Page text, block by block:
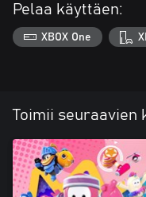
Pelaa käyttäen:
XBOX One
Toimii seuraavien